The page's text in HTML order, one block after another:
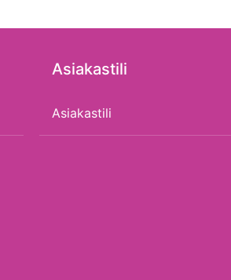
Asiakastili
Asiakastili